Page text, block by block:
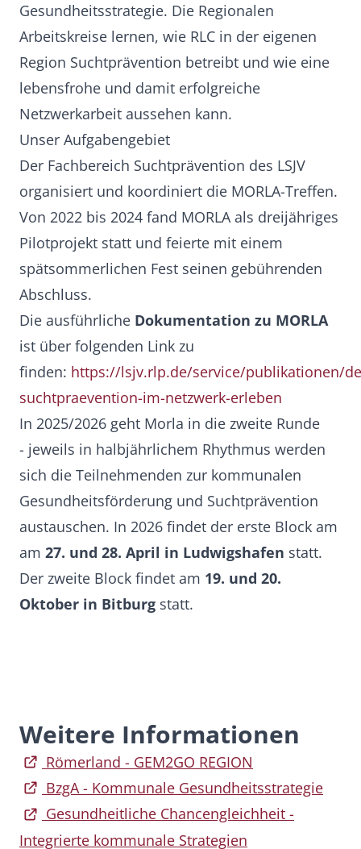
Gesundheitsstrategie. Die Regionalen
Arbeitskreise lernen, wie RLC in der eigenen
Region Suchtprävention betreibt und wie eine
lebensfrohe und damit erfolgreiche
Netzwerkarbeit aussehen kann.
Unser Aufgabengebiet
Der Fachbereich Suchtprävention des LSJV
organisiert und koordiniert die MORLA-Treffen.
Von 2022 bis 2024 fand MORLA als dreijähriges
Pilotprojekt statt und feierte mit einem
spätsommerlichen Fest seinen gebührenden
Abschluss.
Die ausführliche Dokumentation zu MORLA
ist über folgenden Link zu
finden: https://lsjv.rlp.de/service/publikationen/
suchtpraevention-im-netzwerk-erleben
In 2025/2026 geht Morla in die zweite Runde
- jeweils in halbjährlichem Rhythmus werden
sich die Teilnehmenden zur kommunalen
Gesundheitsförderung und Suchtprävention
austauschen. In 2026 findet der erste Block am
am 27. und 28. April in Ludwigshafen statt.
Der zweite Block findet am 19. und 20.
Oktober in Bitburg statt.
Weitere Informationen
Römerland - GEM2GO REGION
BzgA - Kommunale Gesundheitsstrategie
Gesundheitliche Chancengleichheit -
Integrierte kommunale Strategien